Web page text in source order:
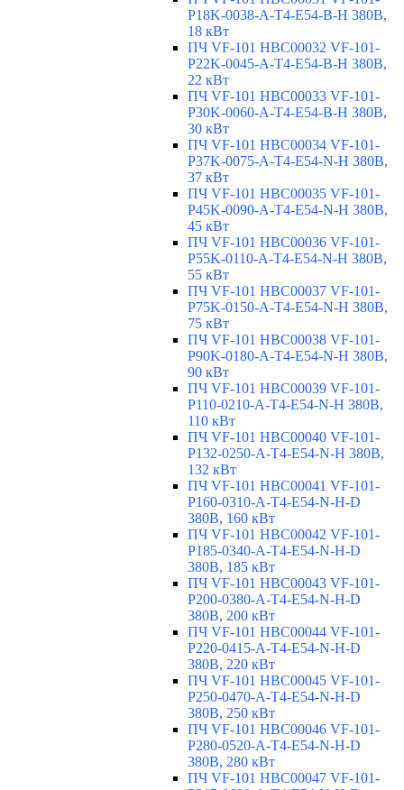
P18K-0038-A-T4-E54-B-H 380В,
18 кВт
ПЧ VF-101 HBC00032 VF-101-
P22K-0045-A-T4-E54-B-H 380В,
22 кВт
ПЧ VF-101 HBC00033 VF-101-
P30K-0060-A-T4-E54-B-H 380В,
30 кВт
ПЧ VF-101 HBC00034 VF-101-
P37K-0075-A-T4-E54-N-H 380В,
37 кВт
ПЧ VF-101 HBC00035 VF-101-
P45K-0090-A-T4-E54-N-H 380В,
45 кВт
ПЧ VF-101 HBC00036 VF-101-
P55K-0110-A-T4-E54-N-H 380В,
55 кВт
ПЧ VF-101 HBC00037 VF-101-
P75K-0150-A-T4-E54-N-H 380В,
75 кВт
ПЧ VF-101 HBC00038 VF-101-
P90K-0180-A-T4-E54-N-H 380В,
90 кВт
ПЧ VF-101 HBC00039 VF-101-
P110-0210-A-T4-E54-N-H 380В,
110 кВт
ПЧ VF-101 HBC00040 VF-101-
P132-0250-A-T4-E54-N-H 380В,
132 кВт
ПЧ VF-101 HBC00041 VF-101-
P160-0310-A-T4-E54-N-H-D
380В, 160 кВт
ПЧ VF-101 HBC00042 VF-101-
P185-0340-A-T4-E54-N-H-D
380В, 185 кВт
ПЧ VF-101 HBC00043 VF-101-
P200-0380-A-T4-E54-N-H-D
380В, 200 кВт
ПЧ VF-101 HBC00044 VF-101-
P220-0415-A-T4-E54-N-H-D
380В, 220 кВт
ПЧ VF-101 HBC00045 VF-101-
P250-0470-A-T4-E54-N-H-D
380В, 250 кВт
ПЧ VF-101 HBC00046 VF-101-
P280-0520-A-T4-E54-N-H-D
380В, 280 кВт
ПЧ VF-101 HBC00047 VF-101-